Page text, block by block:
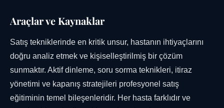
Araçlar ve Kaynaklar
Satış tekniklerinde en kritik unsur, hastanın ihtiyaçlarını
doğru analiz etmek ve kişiselleştirilmiş bir çözüm
sunmaktır. Aktif dinleme, soru sorma teknikleri, itiraz
yönetimi ve kapanış stratejileri profesyonel satış
eğitiminin temel bileşenleridir. Her hasta farklıdır ve